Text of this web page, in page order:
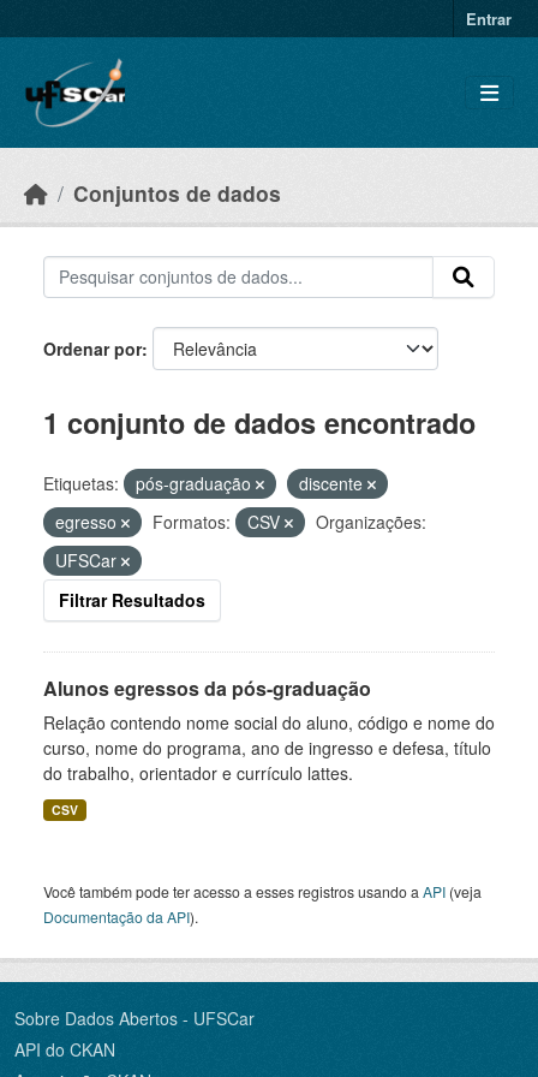
Entrar
Conjuntos de dados
Ordenar por
1 conjunto de dados encontrado
Etiquetas: pós-graduação
discente
egresso
Formatos: CSV
Organizações:
UFSCar
Filtrar Resultados
Alunos egressos da pós-graduação
Relação contendo nome social do aluno, código e nome do
curso, nome do programa, ano de ingresso e defesa, título
do trabalho, orientador e currículo lattes.
CSV
Você também pode ter acesso a esses registros usando a API (veja
Documentação da API).
Sobre Dados Abertos - UFSCar
API do CKAN